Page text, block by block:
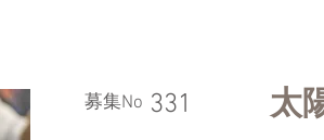
​募集No 331 太